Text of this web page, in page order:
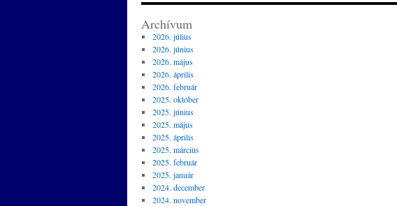
Archívum
2026. július
2026. június
2026. május
2026. április
2026. február
2025. október
2025. június
2025. május
2025. április
2025. március
2025. február
2025. január
2024. december
2024. november